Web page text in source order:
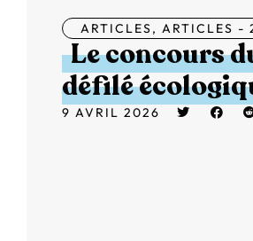
ARTICLES, ARTICLES -
Le concours
défilé
9 AVRIL 2026